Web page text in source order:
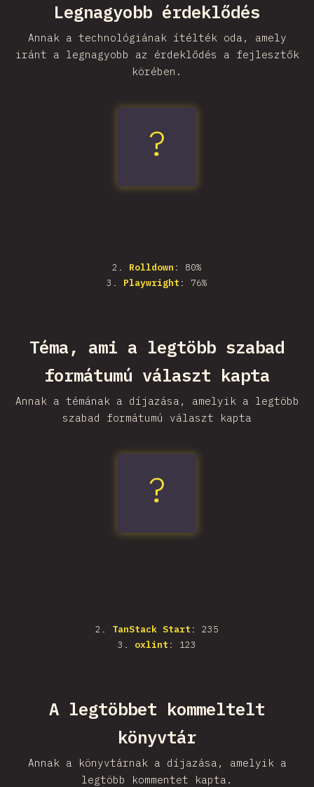
Legnagyobb érdeklődés
Annak a technológiának ítélték oda, amely
iránt a legnagyobb az érdeklődés a fejlesztők
körében.
?
Vitest
2 . Rolldown : 80%
3 . Playwright : 76%
Téma, ami a legtöbb szabad
formátumú választ kapta
Annak a témának a díjazása, amelyik a legtöbb
szabad formátumú választ kapta
?
fnm
2 . TanStack Start : 235
3 . oxlint : 123
A legtöbbet kommeltelt
könyvtár
Annak a könyvtárnak a díjazása, amelyik a
legtöbb kommentet kapta.